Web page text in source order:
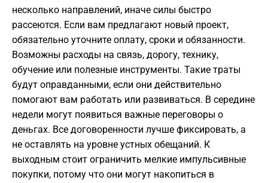
несколько направлений, иначе силы быстро
рассеются. Если вам предлагают новый проект,
обязательно уточните оплату, сроки и обязанности.
Возможны расходы на связь, дорогу, технику,
обучение или полезные инструменты. Такие траты
будут оправданными, если они действительно
помогают вам работать или развиваться. В середине
недели могут появиться важные переговоры о
деньгах. Все договоренности лучше фиксировать, а
не оставлять на уровне устных обещаний. К
выходным стоит ограничить мелкие импульсивные
покупки, потому что они могут накопиться в